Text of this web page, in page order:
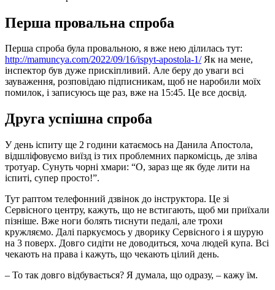
Перша провальна спроба
Перша спроба була провальною, я вже нею ділилась тут:
http://mamuncya.com/2022/09/16/ispyt-apostola-1/Як на мене,
інспектор був дуже прискіпливий. Але беру до уваги всі
зауваження, розповідаю підписникам, щоб не наробили моїх
помилок, і записуюсь ще раз, вже на 15:45. Це все досвід.
Друга успішна спроба
У день іспиту ще 2 години катаємось на Данила Апостола,
відшліфовуємо виїзд із тих проблемних паркомісць, де зліва
тротуар. Сунуть чорні хмари: “О, зараз ще як буде лити на
іспиті, супер просто!”.
Тут раптом телефонний дзвінок до інструктора. Це зі
Сервісного центру, кажуть, що не встигають, щоб ми приїхали
пізніше. Вже ноги болять тиснути педалі, але трохи
кружляємо. Далі паркуємось у дворику Сервісного і я шурую
на 3 поверх. Довго сидіти не доводиться, хоча людей купа. Всі
чекають на права і кажуть, що чекають цілий день.
– То так довго відбувається? Я думала, що одразу, – кажу їм.